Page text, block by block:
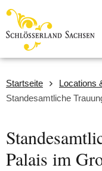
Startseite Locations
Standesamtliche
Palais im